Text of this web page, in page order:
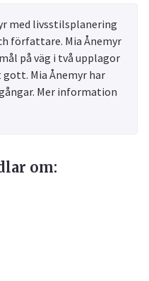
med livsstilsplanering
författare. Mia Ånemyr
på väg i två upplagor
Mia Ånemyr har
Mer information
om: